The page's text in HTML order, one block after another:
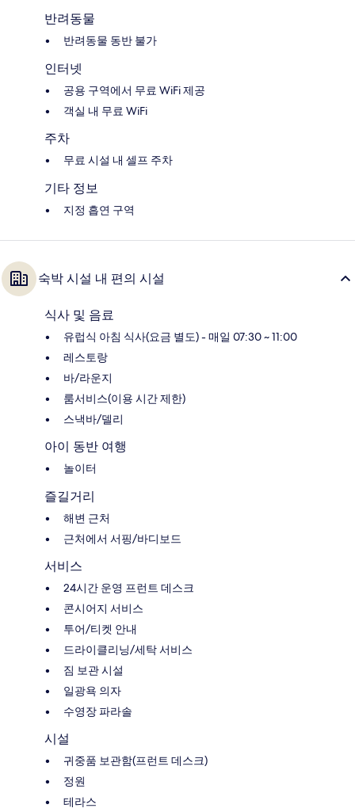
반려동물
반려동물 동반 불가
인터넷
공용 구역에서 무료 WiFi 제공
객실 내 무료 WiFi
주차
무료 시설 내 셀프 주차
기타 정보
지정 흡연 구역
숙박 시설 내 편의 시설
식사 및 음료
유럽식 아침 식사(요금 별도) - 매일 07:30 ~ 11:00
레스토랑
바/라운지
룸서비스(이용 시간 제한)
스낵바/델리
아이 동반 여행
놀이터
즐길거리
해변 근처
근처에서 서핑/바디보드
서비스
24시간 운영 프런트 데스크
콘시어지 서비스
투어/티켓 안내
드라이클리닝/세탁 서비스
짐 보관 시설
일광욕 의자
수영장 파라솔
시설
귀중품 보관함(프런트 데스크)
정원
테라스